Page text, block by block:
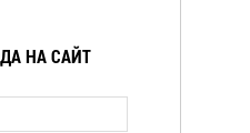
НА САЙТ